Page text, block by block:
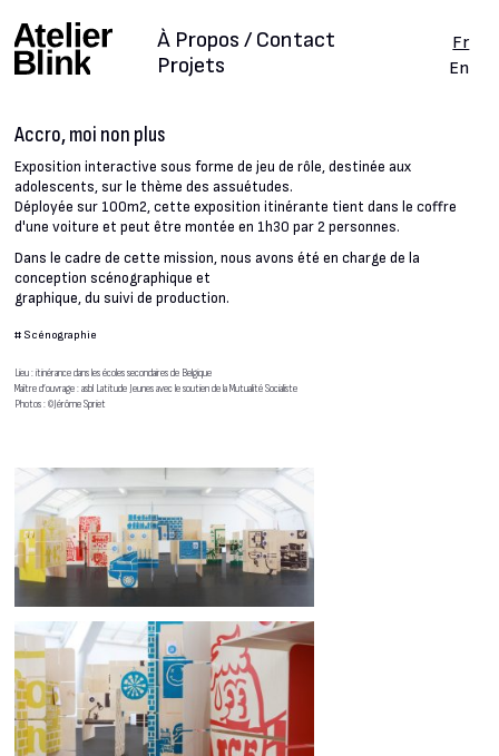
Projets
À Propos / Contact
Fr
En
Accro, moi non plus
Exposition interactive sous forme de jeu de rôle, destinée aux
adolescents, sur le thème des assuétudes.
Déployée sur 100m2, cette exposition itinérante tient dans le coffre
d'une voiture et peut être montée en 1h30 par 2 personnes.
Dans le cadre de cette mission, nous avons été en charge de la
conception scénographique et
graphique, du suivi de production.
# Scénographie
Lieu : itinérance dans les écoles secondaires de Belgique
Maître d’ouvrage : asbl Latitude Jeunes avec le soutien de la Mutualité Socialiste
Photos : ©Jérôme Spriet